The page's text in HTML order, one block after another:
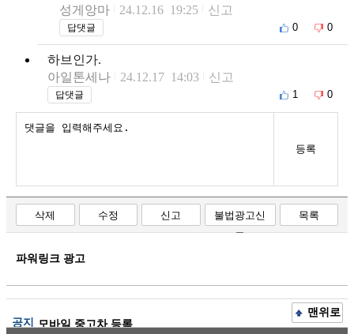
성게앙마
24.12.16 19:25 신고
답댓글 0 0
하브인가.
아일톤세나
24.12.17 14:03 신고
답댓글 1 0
등록
삭제 수정 신고
불법광고신
고
목록
파워링크 광고
공지 모바일 중고차 등록
맨위로